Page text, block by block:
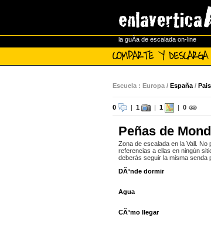
la guÃ­a de escalada on-line
COMPARTE Y
Escuela : Europa / España /
0 1 1 0
Peñas de
Zona de escalada en la Vall.
referencias a ellas en ningún
deberás seguir la misma senda
DÃ³nde dormir
Agua
CÃ³mo llegar